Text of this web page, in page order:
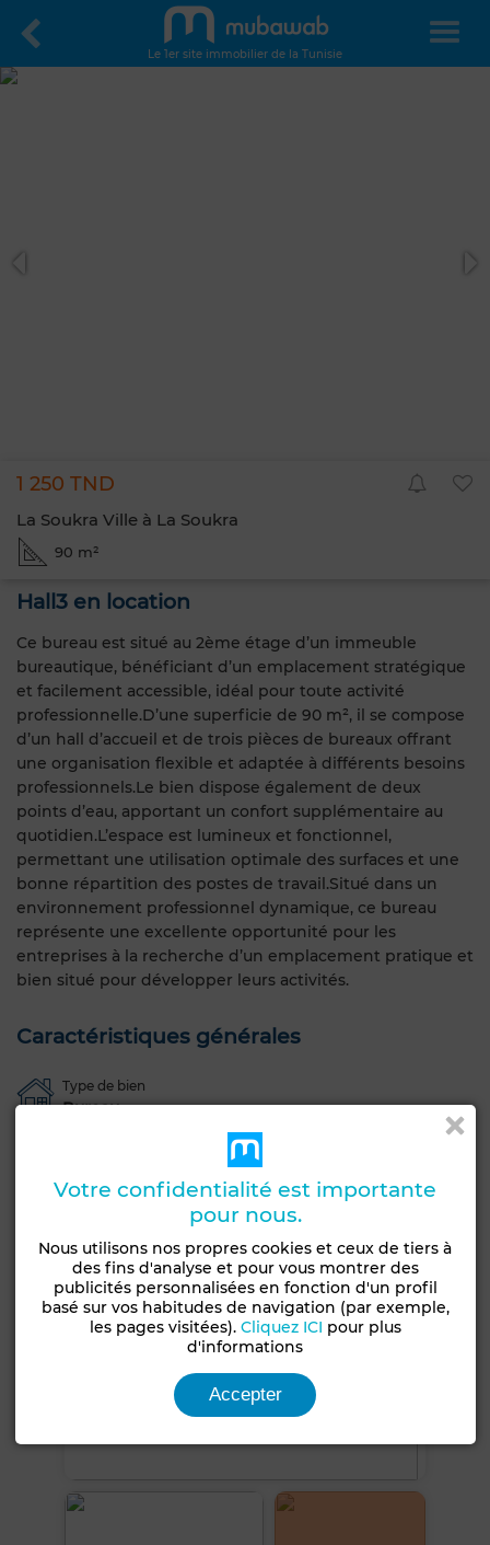
Le 1er site immobilier de la Tunisie
1 250 TND
La Soukra Ville à La Soukra
90 m²
Hall3 en location
Ce bureau est situé au 2ème étage d’un immeuble
bureautique, bénéficiant d’un emplacement stratégique
et facilement accessible, idéal pour toute activité
professionnelle.D’une superficie de 90 m², il se compose
d’un hall d’accueil et de trois pièces de bureaux offrant
une organisation flexible et adaptée à différents besoins
professionnels.Le bien dispose également de deux
points d’eau, apportant un confort supplémentaire au
quotidien.L’espace est lumineux et fonctionnel,
permettant une utilisation optimale des surfaces et une
bonne répartition des postes de travail.Situé dans un
environnement professionnel dynamique, ce bureau
représente une excellente opportunité pour les
entreprises à la recherche d’un emplacement pratique et
bien situé pour développer leurs activités.
Caractéristiques générales
Type de bien
Bureau
Votre confidentialité est importante
pour nous.
Nous utilisons nos propres cookies et ceux de tiers à
des fins d'analyse et pour vous montrer des
publicités personnalisées en fonction d'un profil
basé sur vos habitudes de navigation (par exemple,
les pages visitées). Cliquez ICI pour plus
d'informations
Accepter